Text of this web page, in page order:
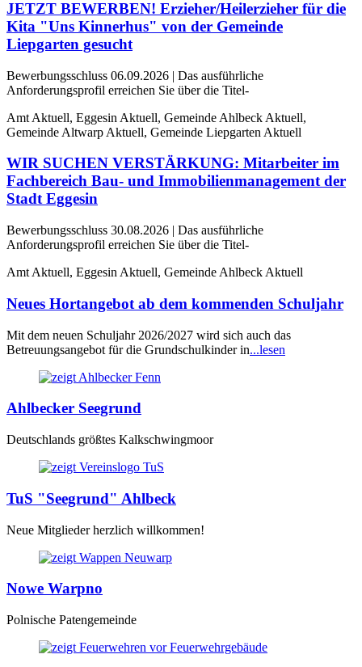
JETZT BEWERBEN! Erzieher/Heilerzieher für die
Kita "Uns Kinnerhus" von der Gemeinde
Liepgarten gesucht
Bewerbungsschluss 06.09.2026 | Das ausführliche
Anforderungsprofil erreichen Sie über die Titel-
Amt Aktuell, Eggesin Aktuell, Gemeinde Ahlbeck Aktuell,
Gemeinde Altwarp Aktuell, Gemeinde Liepgarten Aktuell
WIR SUCHEN VERSTÄRKUNG: Mitarbeiter im
Fachbereich Bau- und Immobilienmanagement der
Stadt Eggesin
Bewerbungsschluss 30.08.2026 | Das ausführliche
Anforderungsprofil erreichen Sie über die Titel-
Amt Aktuell, Eggesin Aktuell, Gemeinde Ahlbeck Aktuell
Neues Hortangebot ab dem kommenden Schuljahr
Mit dem neuen Schuljahr 2026/2027 wird sich auch das
Betreuungsangebot für die Grundschulkinder in...lesen
Ahlbecker Seegrund
Deutschlands größtes Kalkschwingmoor
TuS "Seegrund" Ahlbeck
Neue Mitglieder herzlich willkommen!
Nowe Warpno
Polnische Patengemeinde